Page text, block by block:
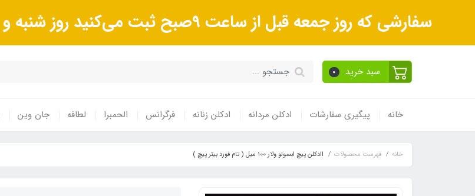
سفارشی که روز جمعه قبل از ساعت 9صبح ثبت می‌کنید روز شنبه و بعداز آن روز یکشنبه ارسال می‌شوند.
سبد خرید 0
خانه پیگیری سفارشات ادکلن مردانه ادکلن زنانه فرگرانس الحمبرا لطافه جان وین
خانه فهرست محصولات اادکلن پیچ ابسولو ولار ١٠٠ میل ( تام فورد بیتر پیچ )